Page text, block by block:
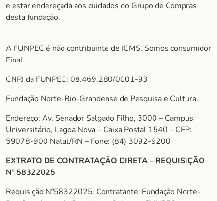
e estar endereçada aos cuidados do Grupo de Compras
desta fundação.
A FUNPEC é não contribuinte de ICMS. Somos consumidor
Final.
CNPJ da FUNPEC: 08.469.280/0001-93
Fundação Norte-Rio-Grandense de Pesquisa e Cultura.
Endereço: Av. Senador Salgado Filho, 3000 – Campus
Universitário, Lagoa Nova – Caixa Postal 1540 – CEP:
59078-900 Natal/RN – Fone: (84) 3092-9200
EXTRATO DE CONTRATAÇÃO DIRETA – REQUISIÇÃO
Nº 58322025
Requisição Nº58322025. Contratante: Fundação Norte-